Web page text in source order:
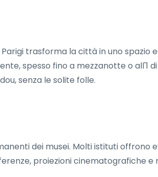
trasforma la città in uno spazio
spesso fino a mezzanotte o all'1
senza le solite folle.
dei musei. Molti istituti
proiezioni cinematografiche e